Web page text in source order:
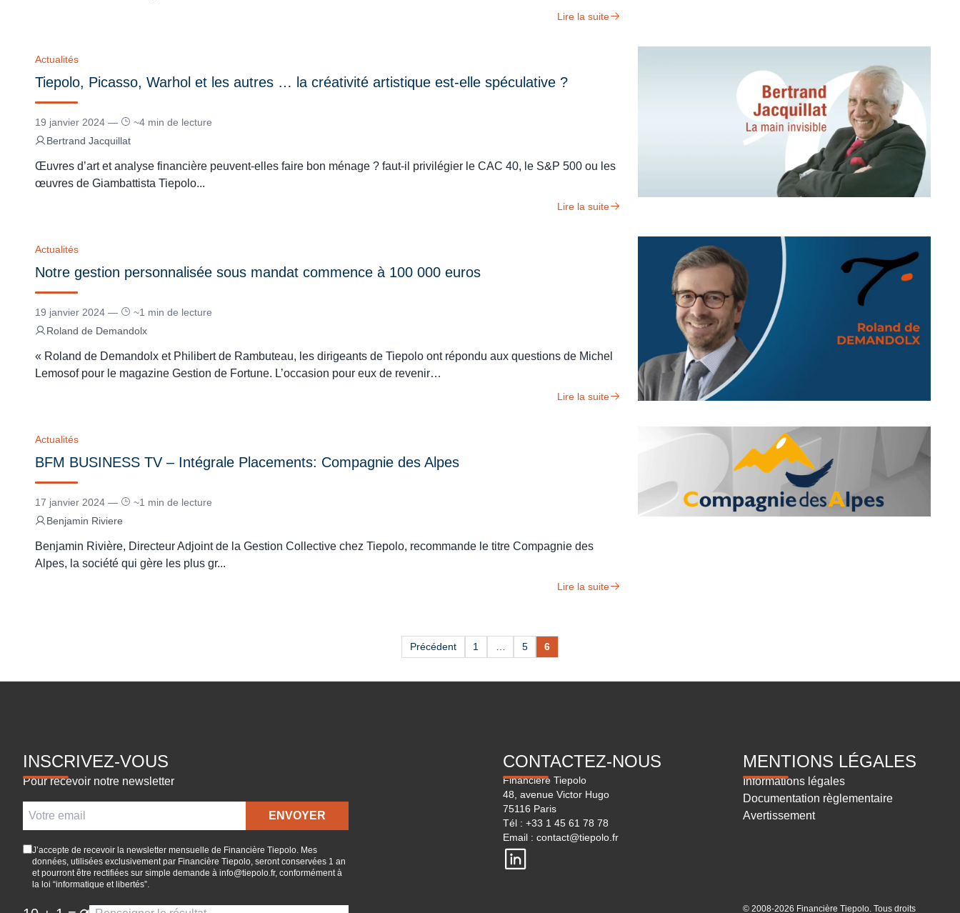
Lire la suite
Actualités
Tiepolo, Picasso, Warhol et les autres … la créativité artistique est-elle spéculative ?
19 janvier 2024 —
~4 min de lecture
Bertrand Jacquillat
Œuvres d’art et analyse financière peuvent-elles faire bon ménage ? faut-il privilégier le CAC 40, le S&P 500 ou les
œuvres de Giambattista Tiepolo...
Lire la suite
Actualités
Notre gestion personnalisée sous mandat commence à 100 000 euros
19 janvier 2024 —
~1 min de lecture
Roland de Demandolx
« Roland de Demandolx et Philibert de Rambuteau, les dirigeants de Tiepolo ont répondu aux questions de Michel
Lemosof pour le magazine Gestion de Fortune. L’occasion pour eux de revenir…
Lire la suite
Actualités
BFM BUSINESS TV – Intégrale Placements: Compagnie des Alpes
17 janvier 2024 —
~1 min de lecture
Benjamin Riviere
Benjamin Rivière, Directeur Adjoint de la Gestion Collective chez Tiepolo, recommande le titre Compagnie des
Alpes, la société qui gère les plus gr...
Lire la suite
Précédent 1 5 6
INSCRIVEZ-VOUS
Pour recevoir notre newsletter
J’accepte de recevoir la newsletter mensuelle de Financière Tiepolo. Mes
données, utilisées exclusivement par Financière Tiepolo, seront conservées 1 an
et pourront être rectifiées sur simple demande à info@tiepolo.fr, conformément à
la loi “informatique et libertés”.
CONTACTEZ-NOUS
Financière Tiepolo
48, avenue Victor Hugo
75116 Paris
Tél : +33 1 45 61 78 78
Email : contact@tiepolo.fr
MENTIONS LÉGALES
Informations légales
Documentation règlementaire
Avertissement
© 2008-2026 Financière Tiepolo. Tous droits